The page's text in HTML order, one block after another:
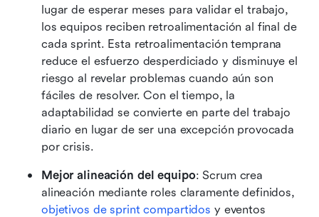
lugar de esperar meses para validar el trabajo,
los equipos reciben retroalimentación al final de
cada sprint. Esta retroalimentación temprana
reduce el esfuerzo desperdiciado y disminuye el
riesgo al revelar problemas cuando aún son
fáciles de resolver. Con el tiempo, la
adaptabilidad se convierte en parte del trabajo
diario en lugar de ser una excepción provocada
por crisis.
Mejor alineación del equipo: Scrum crea
objetivos de sprint compartidos y eventos